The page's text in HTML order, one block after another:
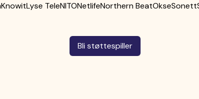
KnowitLyse TeleNITONetlifeNorthern BeatOkseSonett
Bli støttespiller